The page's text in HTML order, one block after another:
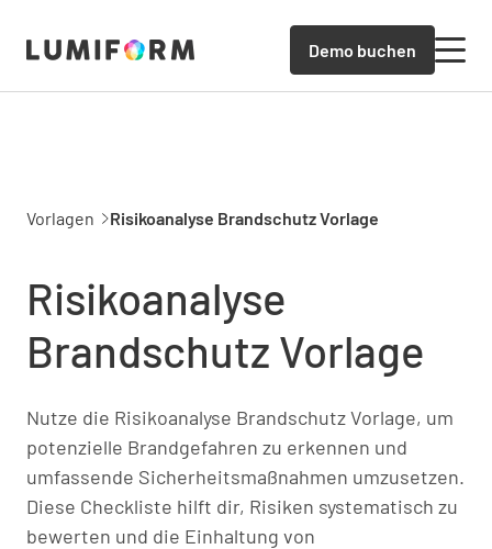
Demo buchen
Vorlagen Risikoanalyse Brandschutz Vorlage
Risikoanalyse
Brandschutz Vorlage
Nutze die Risikoanalyse Brandschutz Vorlage, um
potenzielle Brandgefahren zu erkennen und
umfassende Sicherheitsmaßnahmen umzusetzen.
Diese Checkliste hilft dir, Risiken systematisch zu
bewerten und die Einhaltung von